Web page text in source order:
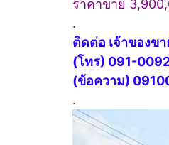
ราคาขาย
.
ติดต่อ เจ้าของขา
(โทร) 091-
(ข้อความ)
.